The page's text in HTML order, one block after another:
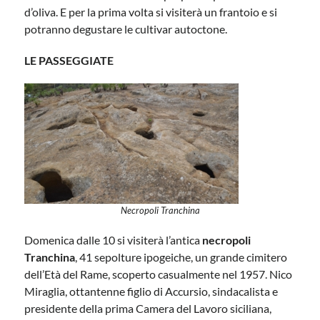
d’oliva. E per la prima volta si visiterà un frantoio e si
potranno degustare le cultivar autoctone.
LE PASSEGGIATE
Necropoli Tranchina
Domenica dalle 10 si visiterà l’antica necropoli
Tranchina, 41 sepolture ipogeiche, un grande cimitero
dell’Età del Rame, scoperto casualmente nel 1957. Nico
Miraglia, ottantenne figlio di Accursio, sindacalista e
presidente della prima Camera del Lavoro siciliana,